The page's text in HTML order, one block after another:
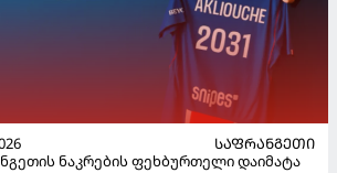
ᲡᲐᲤᲠᲐᲜᲒᲔᲗᲘ
ნაკრების ფეხბურთელი დაიმატა